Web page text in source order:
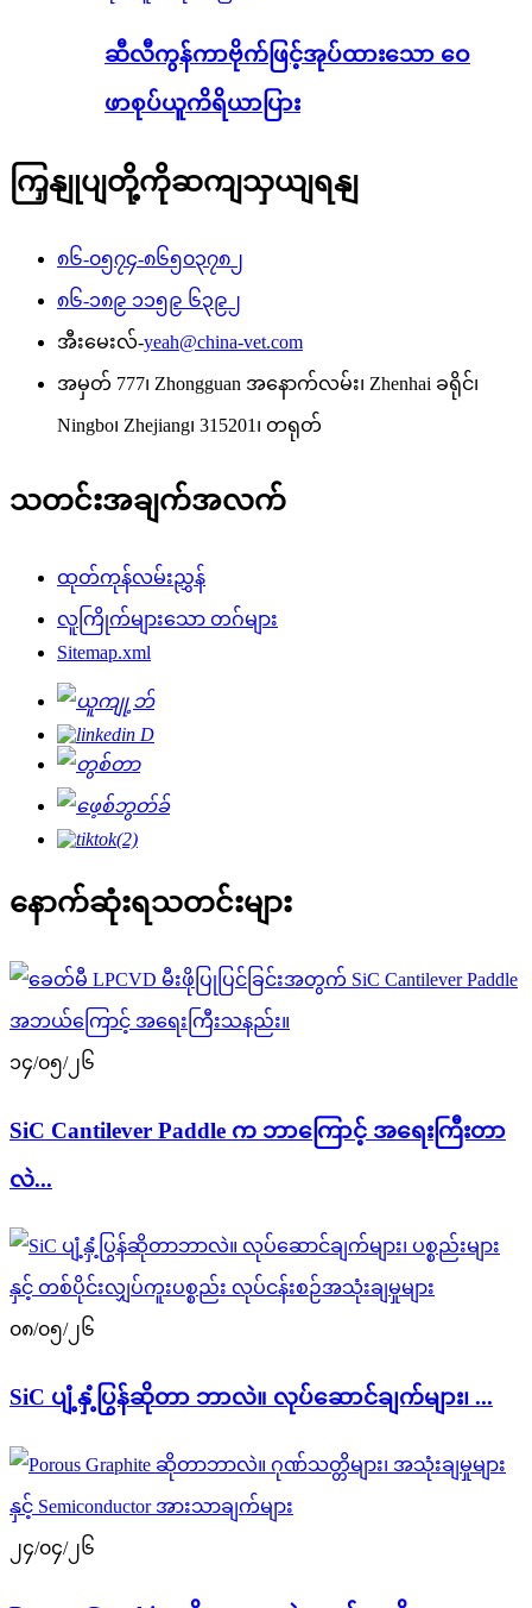
ဆီလီကွန်ကာဗိုက်ဖြင့်အုပ်ထားသော ဝေ
ဖာစုပ်ယူကိရိယာပြား
ကြှနျုပျတို့ကိုဆကျသှယျရနျ
၈၆-၀၅၇၄-၈၆၅၀၃၇၈၂
၈၆-၁၈၉ ၁၁၅၉ ၆၃၉၂
အီးမေးလ်-yeah@china-vet.com
အမှတ် 777၊ Zhongguan အနောက်လမ်း၊ Zhenhai ခရိုင်၊
Ningbo၊ Zhejiang၊ 315201၊ တရုတ်
သတင်းအချက်အလက်
ထုတ်ကုန်လမ်းညွှန်
လူကြိုက်များသော တဂ်များ
Sitemap.xml
နောက်ဆုံးရသတင်းများ
၁၄/၀၅/၂၆
SiC Cantilever Paddle က ဘာကြောင့် အရေးကြီးတာ
လဲ...
၀၈/၀၅/၂၆
SiC ပျံ့နှံ့ပြွန်ဆိုတာ ဘာလဲ။ လုပ်ဆောင်ချက်များ၊ ...
၂၄/၀၄/၂၆